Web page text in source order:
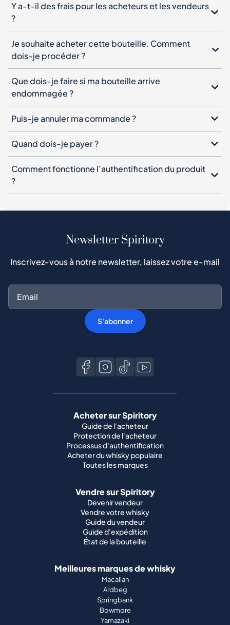
Y a-t-il des frais pour les acheteurs et les vendeurs
?
Je souhaite acheter cette bouteille. Comment
dois-je procéder ?
Que dois-je faire si ma bouteille arrive
endommagée ?
Puis-je annuler ma commande ?
Quand dois-je payer ?
Comment fonctionne l’authentification du produit
?
Newsletter Spiritory
Inscrivez-vous à notre newsletter, laissez votre e-mail
S'abonner
Acheter sur Spiritory
Guide de l'acheteur
Protection de l'acheteur
Processus d'authentification
Acheter du whisky populaire
Toutes les marques
Vendre sur Spiritory
Devenir vendeur
Vendre votre whisky
Guide du vendeur
Guide d'expédition
État de la bouteille
Meilleures marques de whisky
Macallan
Ardbeg
Springbank
Bowmore
Yamazaki